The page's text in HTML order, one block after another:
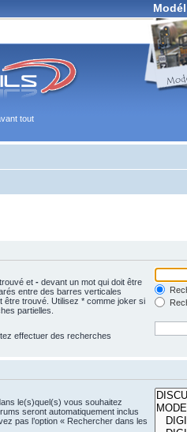
tout
et - devant un mot qui doit être
entre des barres verticales
être trouvé. Utilisez * comme joker si
partielles.
effectuer des recherches
le(s)quel(s) vous souhaitez
seront automatiquement inclus
pas l’option « Rechercher dans les